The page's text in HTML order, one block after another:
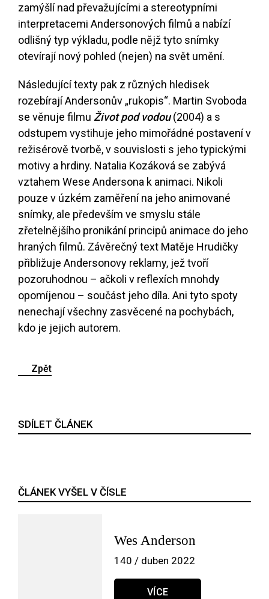
zamýšlí nad převažujícími a stereotypními
interpretacemi Andersonových filmů a nabízí
odlišný typ výkladu, podle nějž tyto snímky
otevírají nový pohled (nejen) na svět umění.
Následující texty pak z různých hledisek
rozebírají Andersonův „rukopis“. Martin Svoboda
se věnuje filmu Život pod vodou(2004) a s
odstupem vystihuje jeho mimořádné postavení v
režisérově tvorbě, v souvislosti s jeho typickými
motivy a hrdiny. Natalia Kozáková se zabývá
vztahem Wese Andersona k animaci. Nikoli
pouze v úzkém zaměření na jeho animované
snímky, ale především ve smyslu stále
zřetelnějšího pronikání principů animace do jeho
hraných filmů. Závěrečný text Matěje Hrudičky
přibližuje Andersonovy reklamy, jež tvoří
pozoruhodnou – ačkoli v reflexích mnohdy
opomíjenou – součást jeho díla. Ani tyto spoty
nenechají všechny zasvěcené na pochybách,
kdo je jejich autorem.
Zpět
SDÍLET ČLÁNEK
ČLÁNEK VYŠEL V ČÍSLE
Wes Anderson
140 / duben 2022
VÍCE